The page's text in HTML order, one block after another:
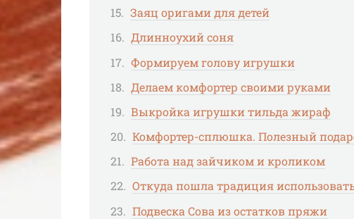
Заяц оригами для детей
Длинноухий соня
Формируем голову игрушки
Делаем комфортер своими руками
Выкройка игрушки тильда жираф
Комфортер-сплюшка. Полезный
Работа над зайчиком и кроликом
Откуда пошла традиция
Подвеска Сова из остатков пряжи